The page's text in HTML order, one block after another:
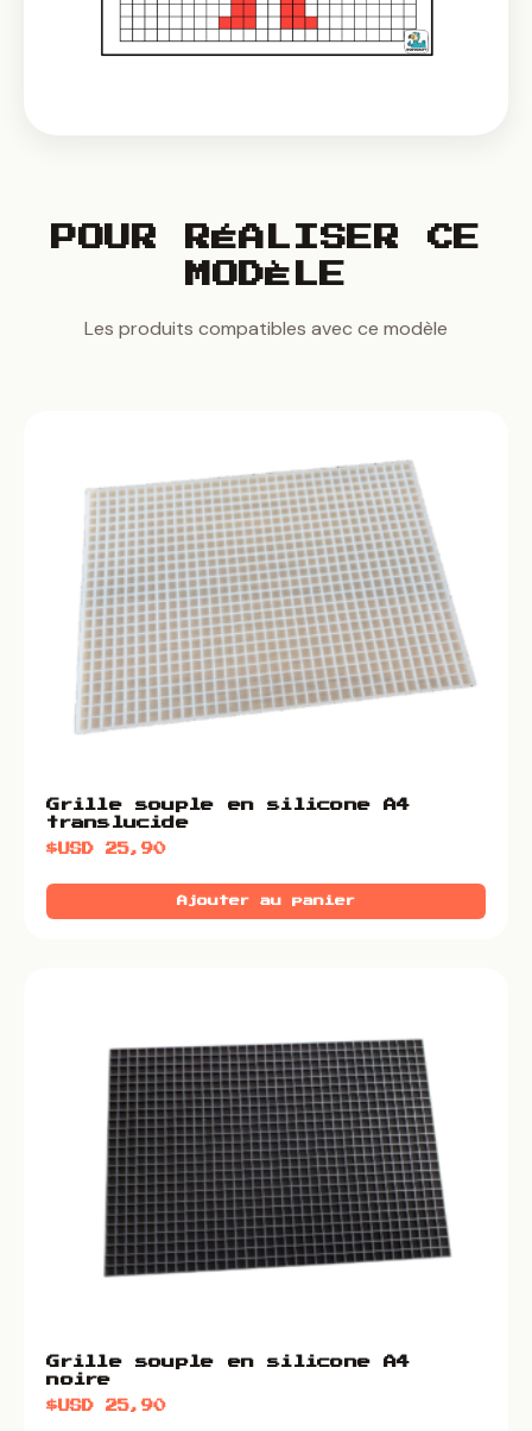
POUR RÉALISER CE
MODÈLE
Les produits compatibles avec ce modèle
Grille souple en silicone A4
translucide
$USD25,90
Ajouter au panier
Grille souple en silicone A4
noire
$USD25,90